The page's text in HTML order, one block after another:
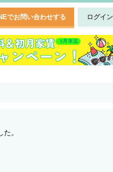
でお問い合わせする ログイン
。